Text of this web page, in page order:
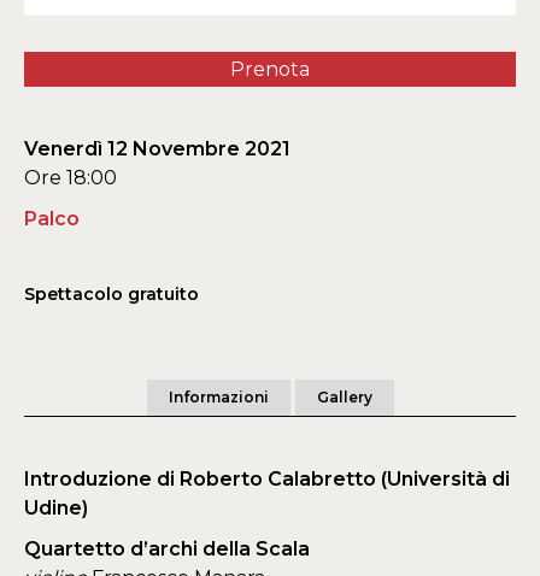
Prenota
Venerdì 12 Novembre 2021
Ore 18:00
Palco
Spettacolo gratuito
Informazioni Gallery
Introduzione di Roberto Calabretto (Università di
Udine)
Quartetto d’archi della Scala